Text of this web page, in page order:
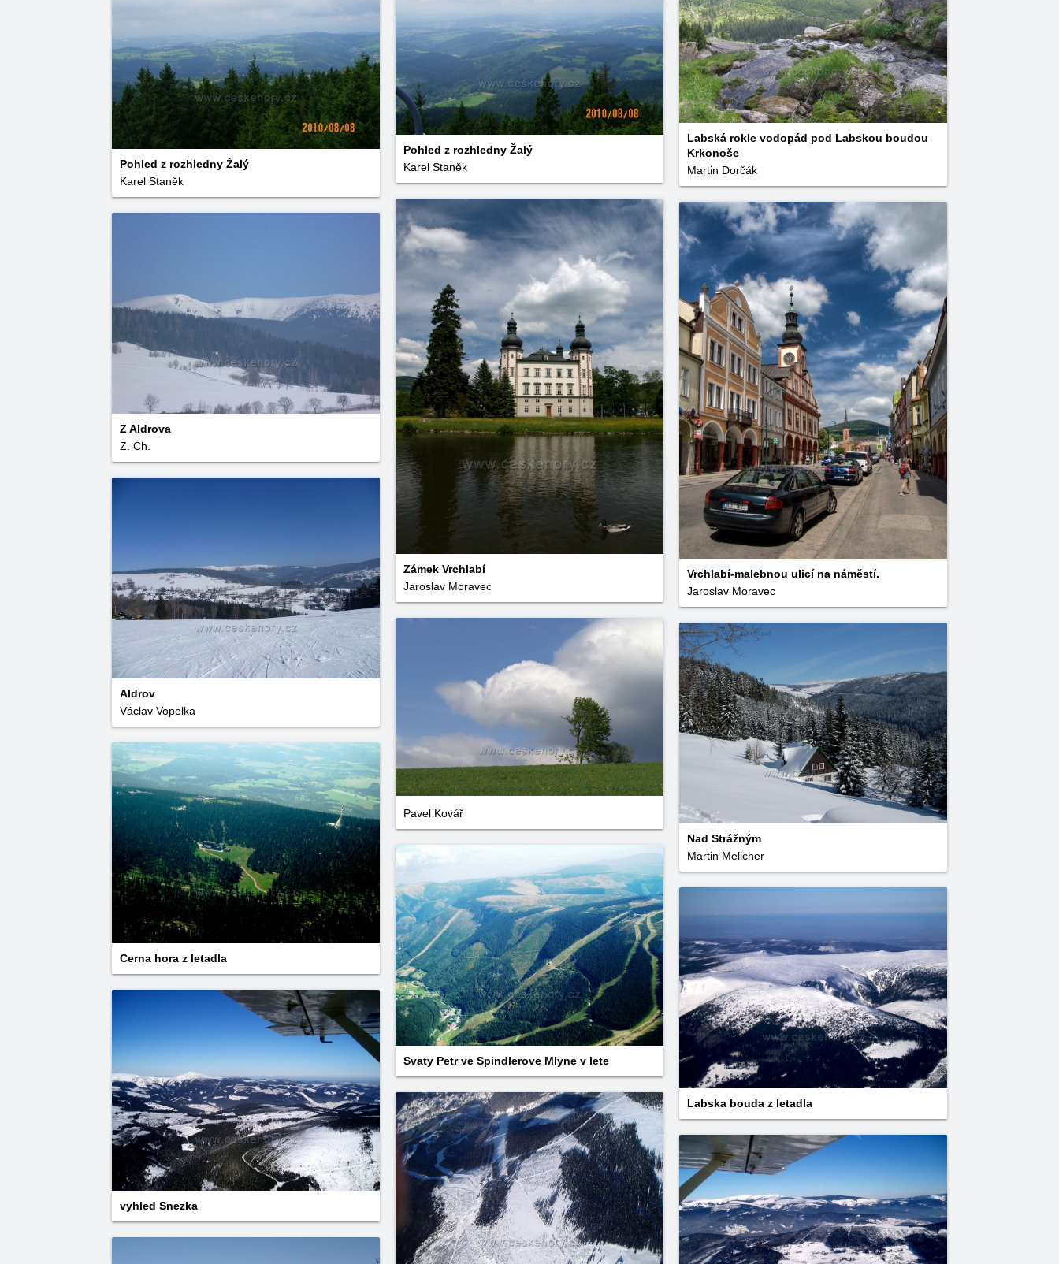
Labská rokle vodopád pod Labskou boudou
Krkonoše
Martin Dorčák
Pohled z rozhledny Žalý
Karel Staněk
Pohled z rozhledny Žalý
Karel Staněk
Zámek Vrchlabí
Jaroslav Moravec
Vrchlabí-malebnou ulicí na náměstí.
Jaroslav Moravec
Z Aldrova
Z. Ch.
Aldrov
Václav Vopelka
Pavel Kovář
Nad Strážným
Martin Melicher
Cerna hora z letadla
Svaty Petr ve Spindlerove Mlyne v lete
Labska bouda z letadla
vyhled Snezka